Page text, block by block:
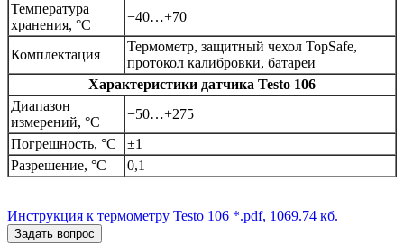
Температура
хранения, °C
−40…+70
Комплектация
Термометр, защитный чехол TopSafe,
протокол калибровки, батареи
Характеристики датчика Testo 106
Диапазон
измерений, °C
−50…+275
Погрешность, °C
±1
Разрешение, °C
0,1
Инструкция к термометру Testo 106 *.pdf, 1069.74 кб.
Задать вопрос